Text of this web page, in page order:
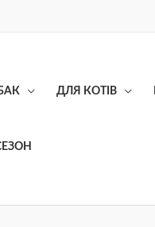
ДЛЯ КОТІВ